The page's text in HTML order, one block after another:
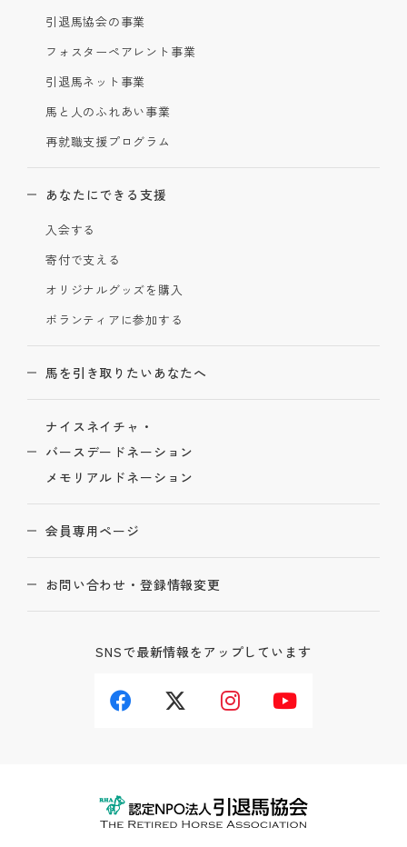
引退馬協会の事業
フォスターペアレント事業
引退馬ネット事業
馬と人のふれあい事業
再就職支援プログラム
あなたにできる支援
入会する
寄付で支える
オリジナルグッズを購入
ボランティアに参加する
馬を引き取りたいあなたへ
ナイスネイチャ・
バースデードネーション
メモリアルドネーション
会員専用ページ
お問い合わせ・登録情報変更
SNSで最新情報をアップしています